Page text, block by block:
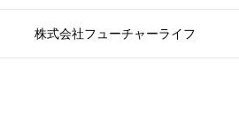
株式会社フューチャーライフ